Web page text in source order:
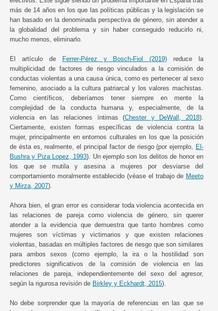
más de 14 años en los que las políticas públicas y la legislación se
han basado en la denominada perspectiva de género, sin atender a
la globalidad del problema y sin haber conseguido reducirlo ni,
mucho menos, eliminarlo.
El artículo de Ferrer-Pérez y Bosch-Fiol (2019) reduce la
multiplicidad de factores de riesgo vinculados a la comisión de
conductas violentas a una causa única, como es pertenecer al sexo
femenino, asociado a la cultura patriarcal y los valores machistas.
Como científicos, deberíamos tener siempre en mente la
complejidad de la conducta humana y, especialmente, de la
violencia en las relaciones íntimas (Chester y DeWall, 2018).
Ciertamente, existen formas específicas de violencia contra la
mujer, principalmente en entornos culturales en los que la posición
de ésta es, realmente, el principal factor de riesgo (por ejemplo, El-
Bushra y Piza Lopez, 1993). Un ejemplo son los delitos de honor en
los que se mutila y asesina a mujeres por desviarse del
comportamiento moralmente establecido (véase el trabajo de Meeto
y Mirza, 2007).
Ahora bien, el gran error es considerar toda violencia acontecida en
las relaciones de pareja como violencia de género, sin querer
atender a la evidencia que demuestra que tanto hombres como
mujeres son víctimas y victimarios y que existen relaciones
violentas, basadas en múltiples factores de riesgo que son similares
para ambos sexos (como ejemplo, la ira o la hostilidad son
predictores significativos de la comisión de violencia en las
relaciones de pareja, independientemente del sexo del agresor,
según la rigurosa revisión de Birkley y Eckhardt, 2015).
No debe sorprender que la mayoría de referencias en las que se